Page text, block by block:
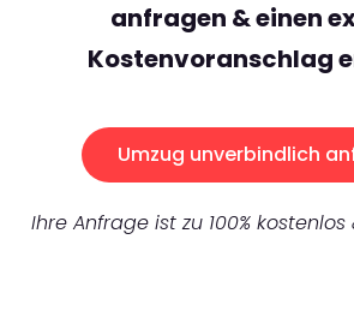
anfragen & einen
Kostenvoranschlag
Umzug unverbindlich
Ihre Anfrage ist zu 100%